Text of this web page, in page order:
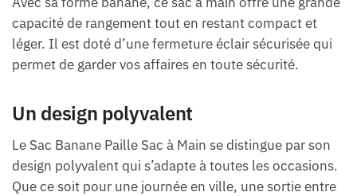
capacité de rangement tout en restant compact et
léger. Il est doté d’une fermeture éclair sécurisée qui
permet de garder vos affaires en toute sécurité.
Un design polyvalent
Le Sac Banane Paille Sac à Main se distingue par son
design polyvalent qui s’adapte à toutes les occasions.
Que ce soit pour une journée en ville, une sortie entre